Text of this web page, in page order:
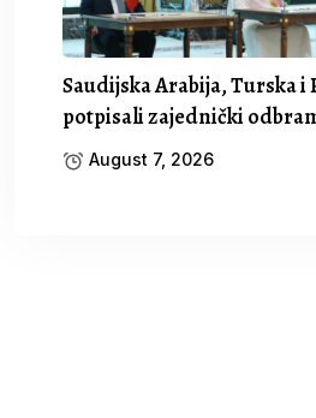
Saudijska Arabija, Turska i
potpisali zajednički
August 7, 2026